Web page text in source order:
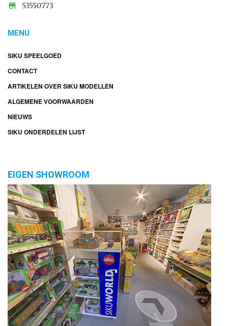

53550773
MENU
SIKU SPEELGOED
CONTACT
ARTIKELEN OVER SIKU MODELLEN
ALGEMENE VOORWAARDEN
NIEUWS
SIKU ONDERDELEN LIJST
EIGEN SHOWROOM